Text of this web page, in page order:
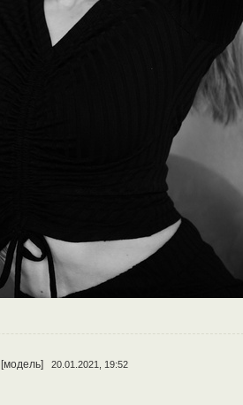
[модель] 20.01.2021, 19:52